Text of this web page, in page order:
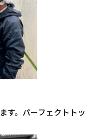
す。パーフェクトトッ